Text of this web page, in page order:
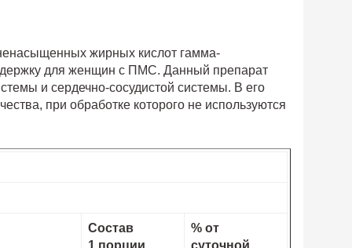
жирных кислот гамма-
для женщин с ПМС. Данный препарат
и сердечно-сосудистой системы. В его
при обработке которого не используются
Состав
% от